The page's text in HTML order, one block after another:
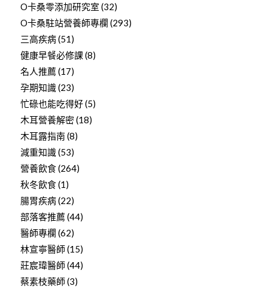
O卡桑零添加研究室 (32)
O卡桑駐站營養師專欄 (293)
三高疾病(51)
健康早餐必修課(8)
名人推薦 (17)
孕期知識(23)
忙碌也能吃得好(5)
木耳營養解密(18)
木耳露指南(8)
減重知識(53)
營養飲食(264)
秋冬飲食(1)
腸胃疾病(22)
部落客推薦 (44)
醫師專欄 (62)
林宣寧醫師(15)
莊宸瑋醫師(44)
蔡素枝藥師(3)